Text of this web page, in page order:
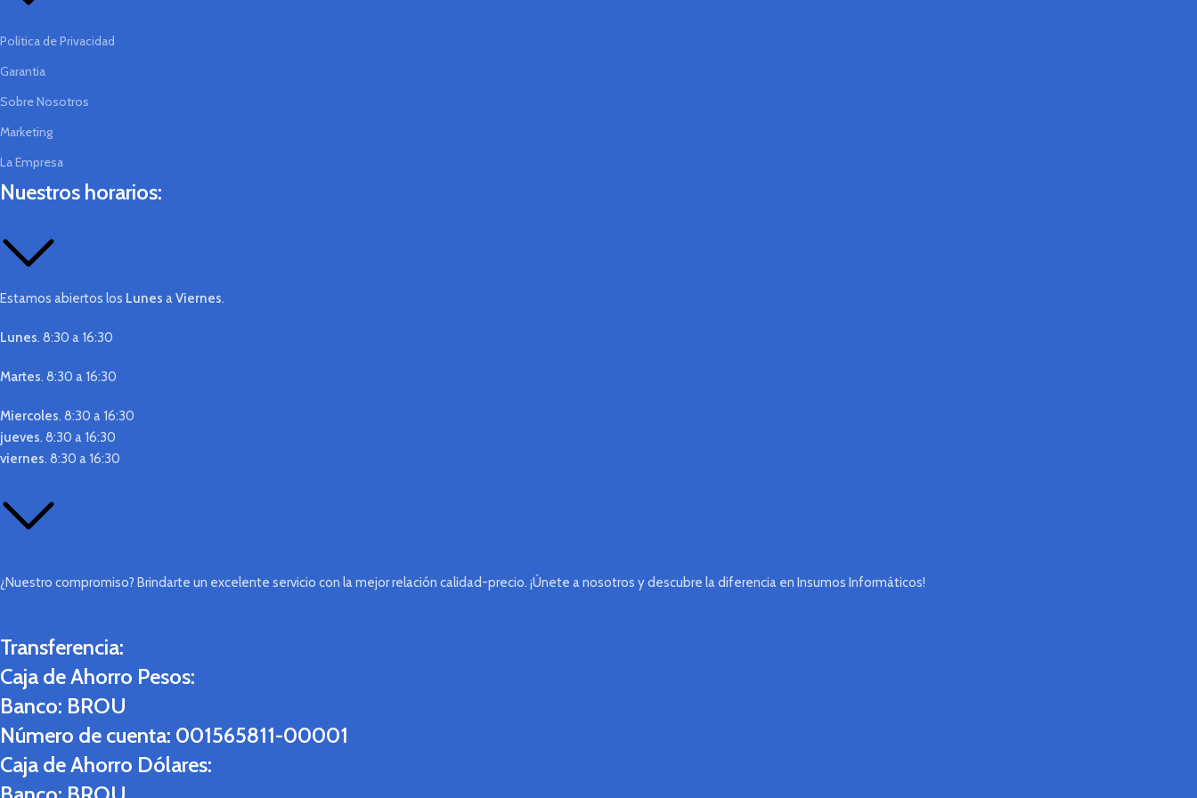
Politica de Privacidad
Garantia
Sobre Nosotros
Marketing
La Empresa
Nuestros horarios:
Estamos abiertos los Lunes a Viernes.
Lunes. 8:30 a 16:30
Martes. 8:30 a 16:30
Miercoles. 8:30 a 16:30
jueves. 8:30 a 16:30
viernes. 8:30 a 16:30
¿Nuestro compromiso? Brindarte un excelente servicio con la mejor relación calidad-precio. ¡Únete a nosotros y descubre la diferencia en Insumos Informáticos!
Transferencia:
Caja de Ahorro Pesos:
Banco: BROU
Número de cuenta: 001565811-00001
Caja de Ahorro Dólares: